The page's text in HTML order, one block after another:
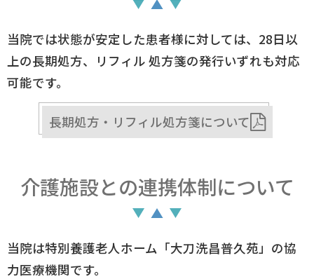
当院では状態が安定した患者様に対しては、28日以
上の長期処方、リフィル 処方箋の発行いずれも対応
可能です。
長期処方・リフィル処方箋について
介護施設との連携体制について
当院は特別養護老人ホーム「大刀洗昌普久苑」の協
力医療機関です。